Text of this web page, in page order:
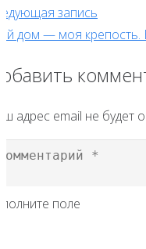
запись
дом — моя крепость.
адрес email не будет
поле